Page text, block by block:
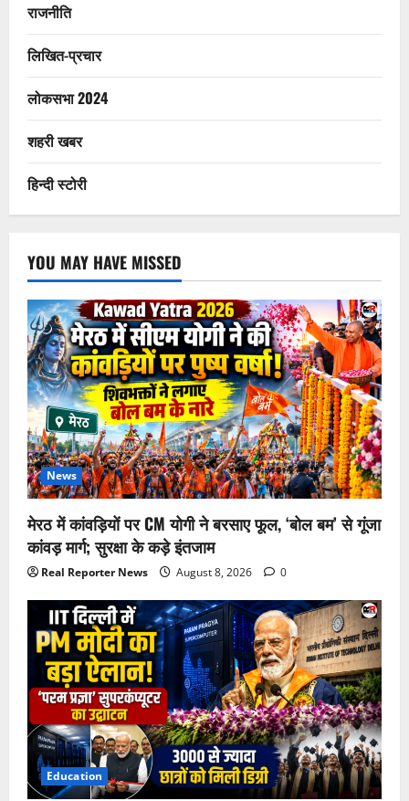
राजनीति
लिखित-प्रचार
लोकसभा 2024
शहरी खबर
हिन्दी स्टोरी
YOU MAY HAVE MISSED
News
मेरठ में कांवड़ियों पर CM योगी ने बरसाए फूल, ‘बोल बम’ से गूंजा
कांवड़ मार्ग; सुरक्षा के कड़े इंतजाम
Real Reporter News August 8, 2026 0
Education